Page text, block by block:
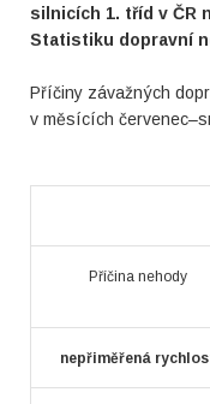
silnicích 1. tříd v ČR
Statistiku dopravní
Příčiny závažných
v měsících
Příčina nehody
nepřiměřená